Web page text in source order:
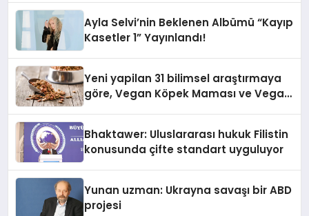
Ayla Selvi’nin Beklenen Albümü “Kayıp
Kasetler 1” Yayınlandı!
Yeni yapilan 31 bilimsel araştırmaya
göre, Vegan Köpek Maması ve Vegan
Bhaktawer: Uluslararası hukuk Filistin
konusunda çifte standart uyguluyor
Yunan uzman: Ukrayna savaşı bir ABD
projesi